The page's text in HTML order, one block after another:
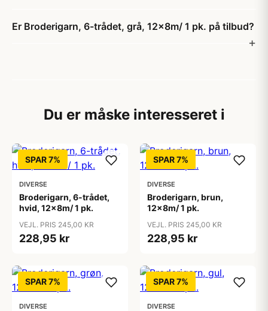
Er Broderigarn, 6-trådet, grå, 12x8m/ 1 pk. på tilbud?
Du er måske interesseret i
SPAR 7%
DIVERSE
Broderigarn, 6-trådet,
hvid, 12x8m/ 1 pk.
VEJL. PRIS 245,00 KR
228,95 kr
SPAR 7%
DIVERSE
Broderigarn, brun,
12x8m/ 1 pk.
VEJL. PRIS 245,00 KR
228,95 kr
SPAR 7%
DIVERSE
SPAR 7%
DIVERSE